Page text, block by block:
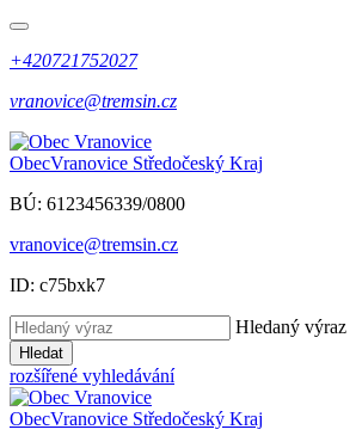
+420721752027
vranovice@tremsin.cz
ObecVranovice Středočeský Kraj
BÚ: 6123456339/0800
vranovice@tremsin.cz
ID: c75bxk7
Hledaný výraz
Hledat
rozšířené vyhledávání
ObecVranovice Středočeský Kraj